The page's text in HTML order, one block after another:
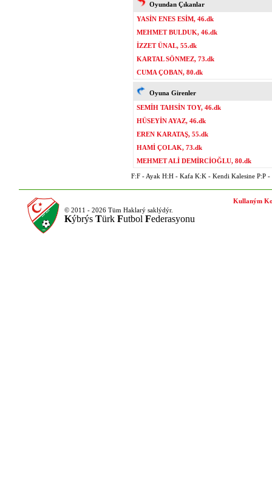
Oyundan Çıkanlar
YASİN ENES ESİM, 46.dk
MEHMET BULDUK, 46.dk
İZZET ÜNAL, 55.dk
KARTAL SÖNMEZ, 73.dk
CUMA ÇOBAN, 80.dk
Oyuna Girenler
SEMİH TAHSİN TOY, 46.dk
HÜSEYİN AYAZ, 46.dk
EREN KARATAŞ, 55.dk
HAMİ ÇOLAK, 73.dk
MEHMET ALİ DEMİRCİOĞLU, 80.dk
F:F - Ayak H:H - Kafa K:K - Kendi Kalesine P:P -
© 2011 - 2026 Tüm Haklarý saklýdýr.
Kýbrýs Türk Futbol Federasyonu
Kullaným